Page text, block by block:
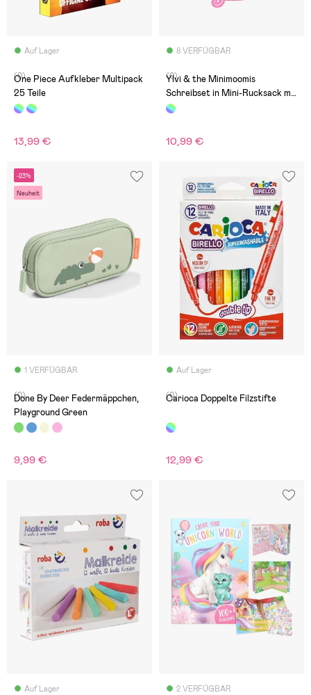
Auf Lager
(0)
One Piece Aufkleber Multipack
25 Teile
13,99 €
8 VERFÜGBAR
(0)
Ylvi & the Minimoomis
Schreibset in Mini-Rucksack mit
Karabinerverschluss
10,99 €
-23%
Neuheit
1 VERFÜGBAR
(0)
Done By Deer Federmäppchen,
Playground Green
9,99 €
Auf Lager
(0)
Carioca Doppelte Filzstifte
12,99 €
Auf Lager 2 VERFÜGBAR